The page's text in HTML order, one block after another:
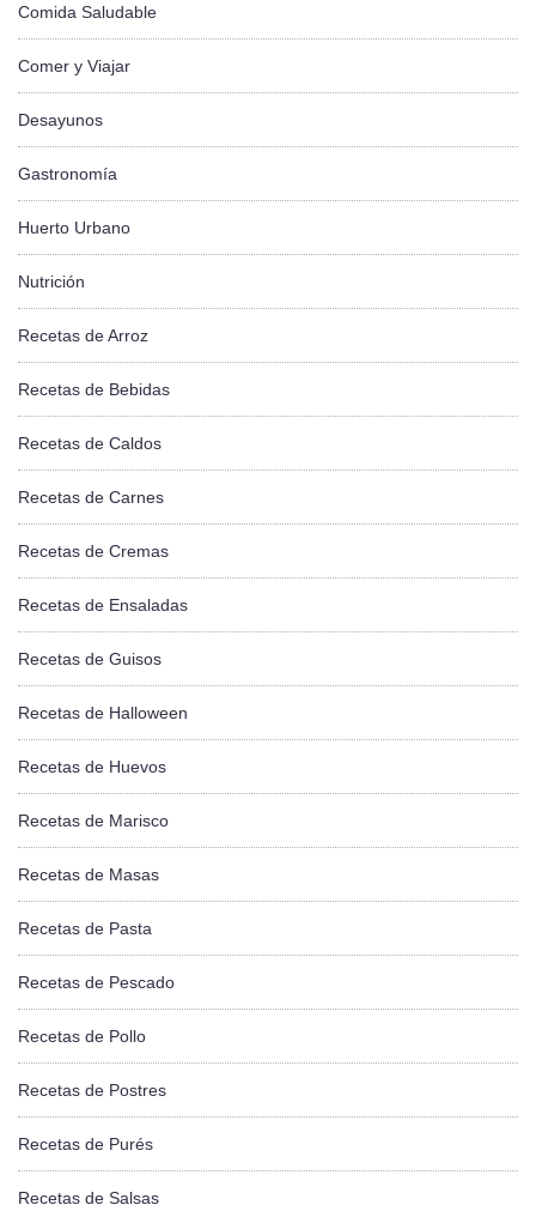
Comida Saludable
Comer y Viajar
Desayunos
Gastronomía
Huerto Urbano
Nutrición
Recetas de Arroz
Recetas de Bebidas
Recetas de Caldos
Recetas de Carnes
Recetas de Cremas
Recetas de Ensaladas
Recetas de Guisos
Recetas de Halloween
Recetas de Huevos
Recetas de Marisco
Recetas de Masas
Recetas de Pasta
Recetas de Pescado
Recetas de Pollo
Recetas de Postres
Recetas de Purés
Recetas de Salsas